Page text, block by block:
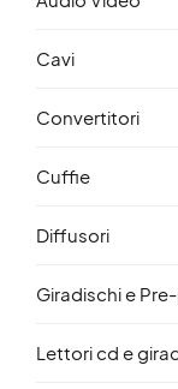
Cavi
Convertitori
Cuffie
Diffusori
Giradischi e
Lettori cd e